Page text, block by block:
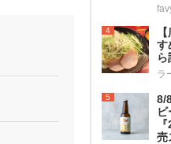
4
す
ラ
5
8/
売